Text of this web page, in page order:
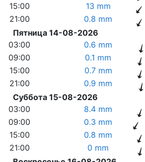
15:00
13 mm
21:00
0.8 mm
Пятница 14-08-2026
03:00
0.6 mm
09:00
0.1 mm
15:00
0.7 mm
21:00
0.9 mm
Суббота 15-08-2026
03:00
8.4 mm
09:00
0.3 mm
15:00
0.8 mm
21:00
0 mm